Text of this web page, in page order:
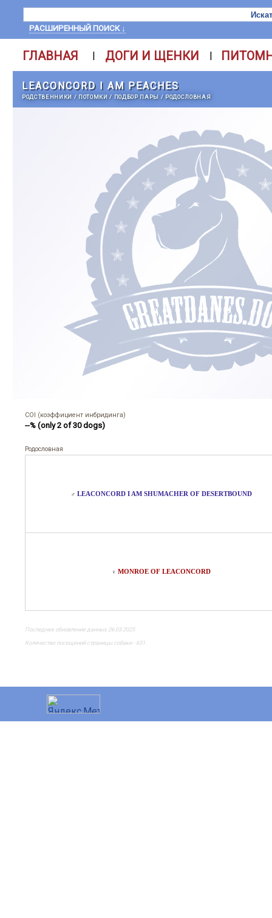
РАСШИРЕННЫЙ ПОИСК ↓
ГЛАВНАЯ | ДОГИ И ЩЕНКИ |
LEACONCORD I AM PEACHES
РОДСТВЕННИКИ / ПОТОМКИ/ ПОДБОР ПАРЫ / РОДОСЛОВНАЯ
COI (коэффициент инбридинга)
--% (only 2 of 30 dogs)
Родословная
♂ LEACONCORD I AM SHUMACHER OF DESERTBOUND
♀ MONROE OF LEACONCORD
Последнее обновление данных 26.03.2025
Количество посещений страницы собаки - 631